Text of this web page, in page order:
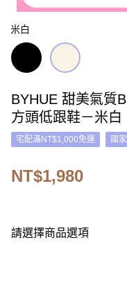
米白
BYHUE 甜美氣質
方頭低跟鞋－米白
宅配滿NT$1,000免運 國
NT$1,980
請選擇商品選項